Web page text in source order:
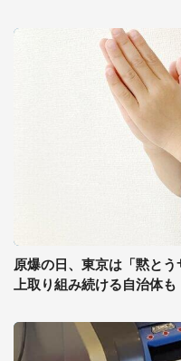
原爆の日、東京は「黙と
上取り組み続ける自治体も